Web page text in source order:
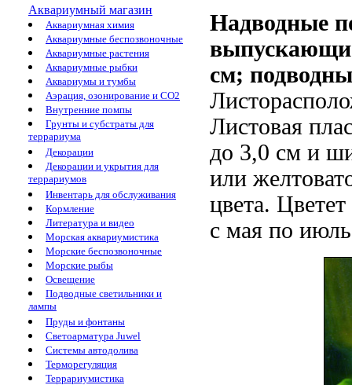
Аквариумный магазин
Аквариумная химия
Аквариумные беспозвоночные
Аквариумные растения
Аквариумные рыбки
Аквариумы и тумбы
Аэрация, озонирование и CO2
Внутренние помпы
Грунты и субстраты для
террариума
Декорации
Декорации и укрытия для
террариумов
Инвентарь для обслуживания
Кормление
Литература и видео
Морская аквариумистика
Морские беспозвоночные
Морские рыбы
Освещение
Подводные светильники и
лампы
Пруды и фонтаны
Светоарматура Juwel
Системы автодолива
Терморегуляция
Террариумистика
Надводные
см;
Листовая
до 3,0 см и
или
цвета.
с мая по